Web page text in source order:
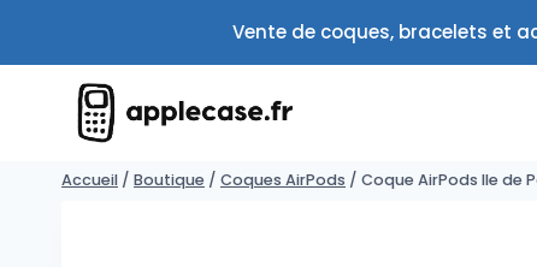
contenu
Vente de coques, bracelets et
Accueil / Boutique / Coques AirPods / Coque AirPods Ile de